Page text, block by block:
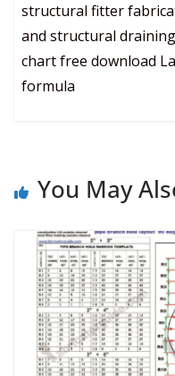
structural fitter
and structural
chart free download
formula
You May